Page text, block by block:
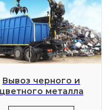
Вывоз черного и
цветного металла